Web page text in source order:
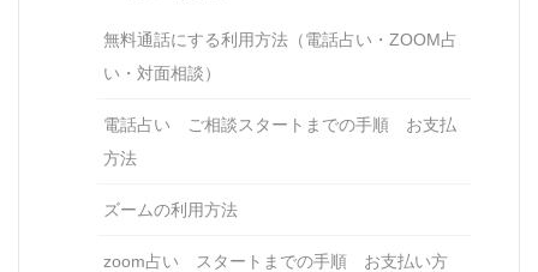
無料通話にする利用方法（電話占い・ZOOM占
い・対面相談）
電話占い ご相談スタートまでの手順 お支払
方法
ズームの利用方法
zoom占い スタートまでの手順 お支払い方